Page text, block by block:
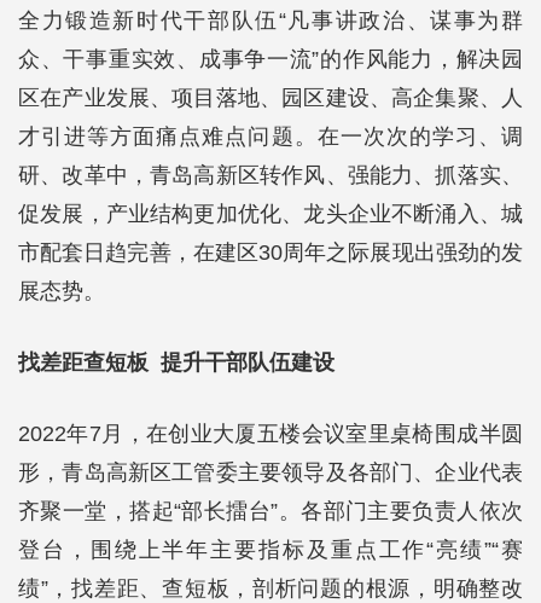
全力锻造新时代干部队伍“凡事讲政治、谋事为群
众、干事重实效、成事争一流”的作风能力，解决园
区在产业发展、项目落地、园区建设、高企集聚、人
才引进等方面痛点难点问题。在一次次的学习、调
研、改革中，青岛高新区转作风、强能力、抓落实、
促发展，产业结构更加优化、龙头企业不断涌入、城
市配套日趋完善，在建区30周年之际展现出强劲的发
展态势。
找差距查短板 提升干部队伍建设
2022年7月，在创业大厦五楼会议室里桌椅围成半圆
形，青岛高新区工管委主要领导及各部门、企业代表
齐聚一堂，搭起“部长擂台”。各部门主要负责人依次
登台，围绕上半年主要指标及重点工作“亮绩”“赛
绩”，找差距、查短板，剖析问题的根源，明确整改